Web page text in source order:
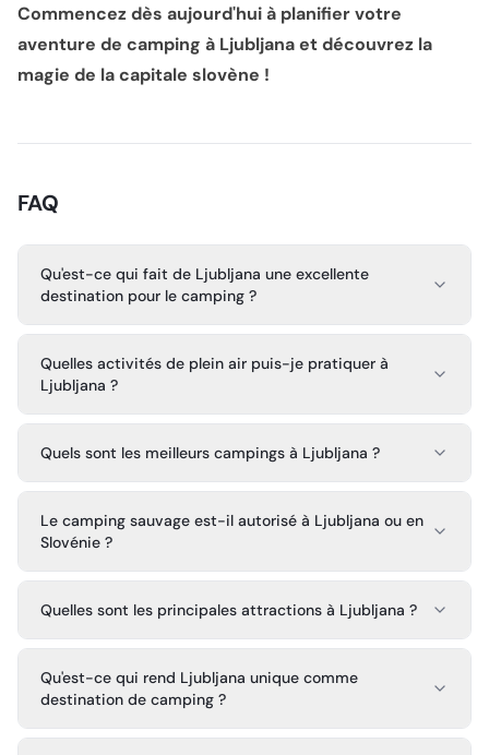
Commencez dès aujourd'hui à planifier votre
aventure de camping à Ljubljana et découvrez la
magie de la capitale slovène !
FAQ
Qu'est-ce qui fait de Ljubljana une excellente
destination pour le camping ?
Quelles activités de plein air puis-je pratiquer à
Ljubljana ?
Quels sont les meilleurs campings à Ljubljana ?
Le camping sauvage est-il autorisé à Ljubljana ou en
Slovénie ?
Quelles sont les principales attractions à Ljubljana ?
Qu'est-ce qui rend Ljubljana unique comme
destination de camping ?